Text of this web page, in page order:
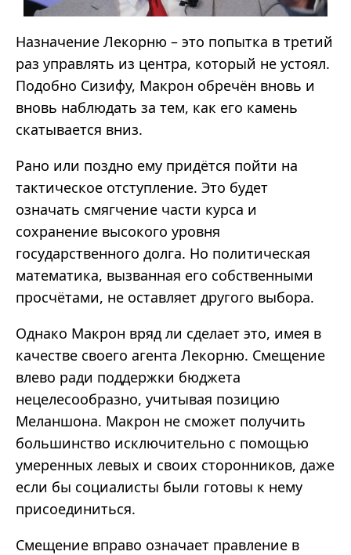
Назначение Лекорню – это попытка в третий
раз управлять из центра, который не устоял.
Подобно Сизифу, Макрон обречён вновь и
вновь наблюдать за тем, как его камень
скатывается вниз.
Рано или поздно ему придётся пойти на
тактическое отступление. Это будет
означать смягчение части курса и
сохранение высокого уровня
государственного долга. Но политическая
математика, вызванная его собственными
просчётами, не оставляет другого выбора.
Однако Макрон вряд ли сделает это, имея в
качестве своего агента Лекорню. Смещение
влево ради поддержки бюджета
нецелесообразно, учитывая позицию
Меланшона. Макрон не сможет получить
большинство исключительно с помощью
умеренных левых и своих сторонников, даже
если бы социалисты были готовы к нему
присоединиться.
Смещение вправо означает правление в